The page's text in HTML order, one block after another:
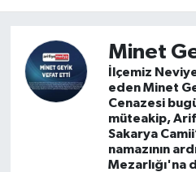
Minet
İlçemiz
eden Minet
Cenazesi
müteakip,
Sakarya
namazının
Mezarlığı'na
EĞİTİM
EKONOMİ
EKONOMİ
Süper Lig Puan
Tüm Manşetler
Son Dakika Haberleri